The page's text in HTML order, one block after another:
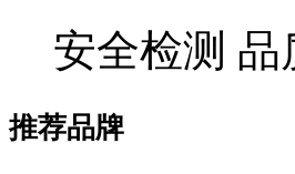
安全检测 品
推荐品牌